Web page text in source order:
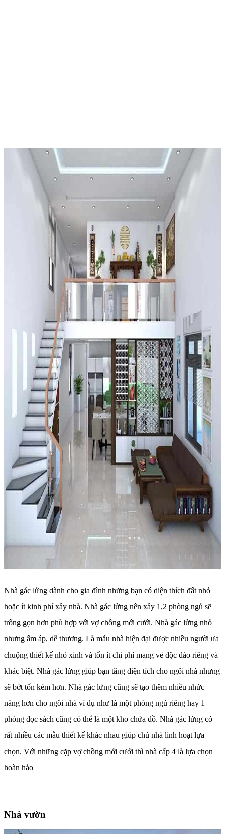
Nhà gác lửng dành cho gia đình những bạn có diện thích đất nhỏ
hoặc ít kinh phí xây nhà. Nhà gác lửng nên xây 1,2 phòng ngủ sẽ
trông gọn hơn phù hợp với vợ chồng mới cưới. Nhà gác lửng nhỏ
nhưng ấm áp, dễ thương. Là mẫu nhà hiện đại được nhiều người ưa
chuộng thiết kế nhỏ xinh và tốn ít chi phí mang vẻ độc đáo riêng và
khác biệt. Nhà gác lửng giúp bạn tăng diện tích cho ngôi nhà nhưng
sẽ bớt tốn kém hơn. Nhà gác lửng cũng sẽ tạo thêm nhiều nhức
năng hơn cho ngôi nhà ví dụ như là một phòng ngủ riêng hay 1
phòng đọc sách cũng có thể là một kho chứa đồ. Nhà gác lửng có
rất nhiều các mẫu thiết kế khác nhau giúp chủ nhà linh hoạt lựa
chọn. Với những cặp vợ chồng mới cưới thì nhà cấp 4 là lựa chọn
hoàn hảo
Nhà vườn